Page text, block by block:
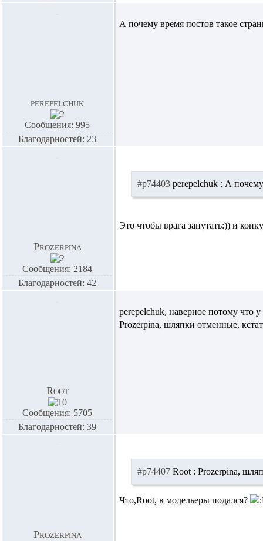
perepelchuk
Сообщения: 995
Благодарностей: 23
А почему время постов такое
Prozerpina
Сообщения: 2184
Благодарностей: 42
#p74403 perepelchuk : А почему
Это чтобы врага запутать:)) и
Root
Сообщения: 5705
Благодарностей: 39
perepelchuk, наверное потому что
Prozerpina, шляпки отменные,
Prozerpina
#p74407 Root : Prozerpina,
Что,Root, в модельеры подался?